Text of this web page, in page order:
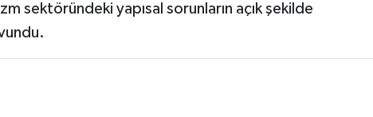
sektöründeki yapısal sorunların açık şekilde